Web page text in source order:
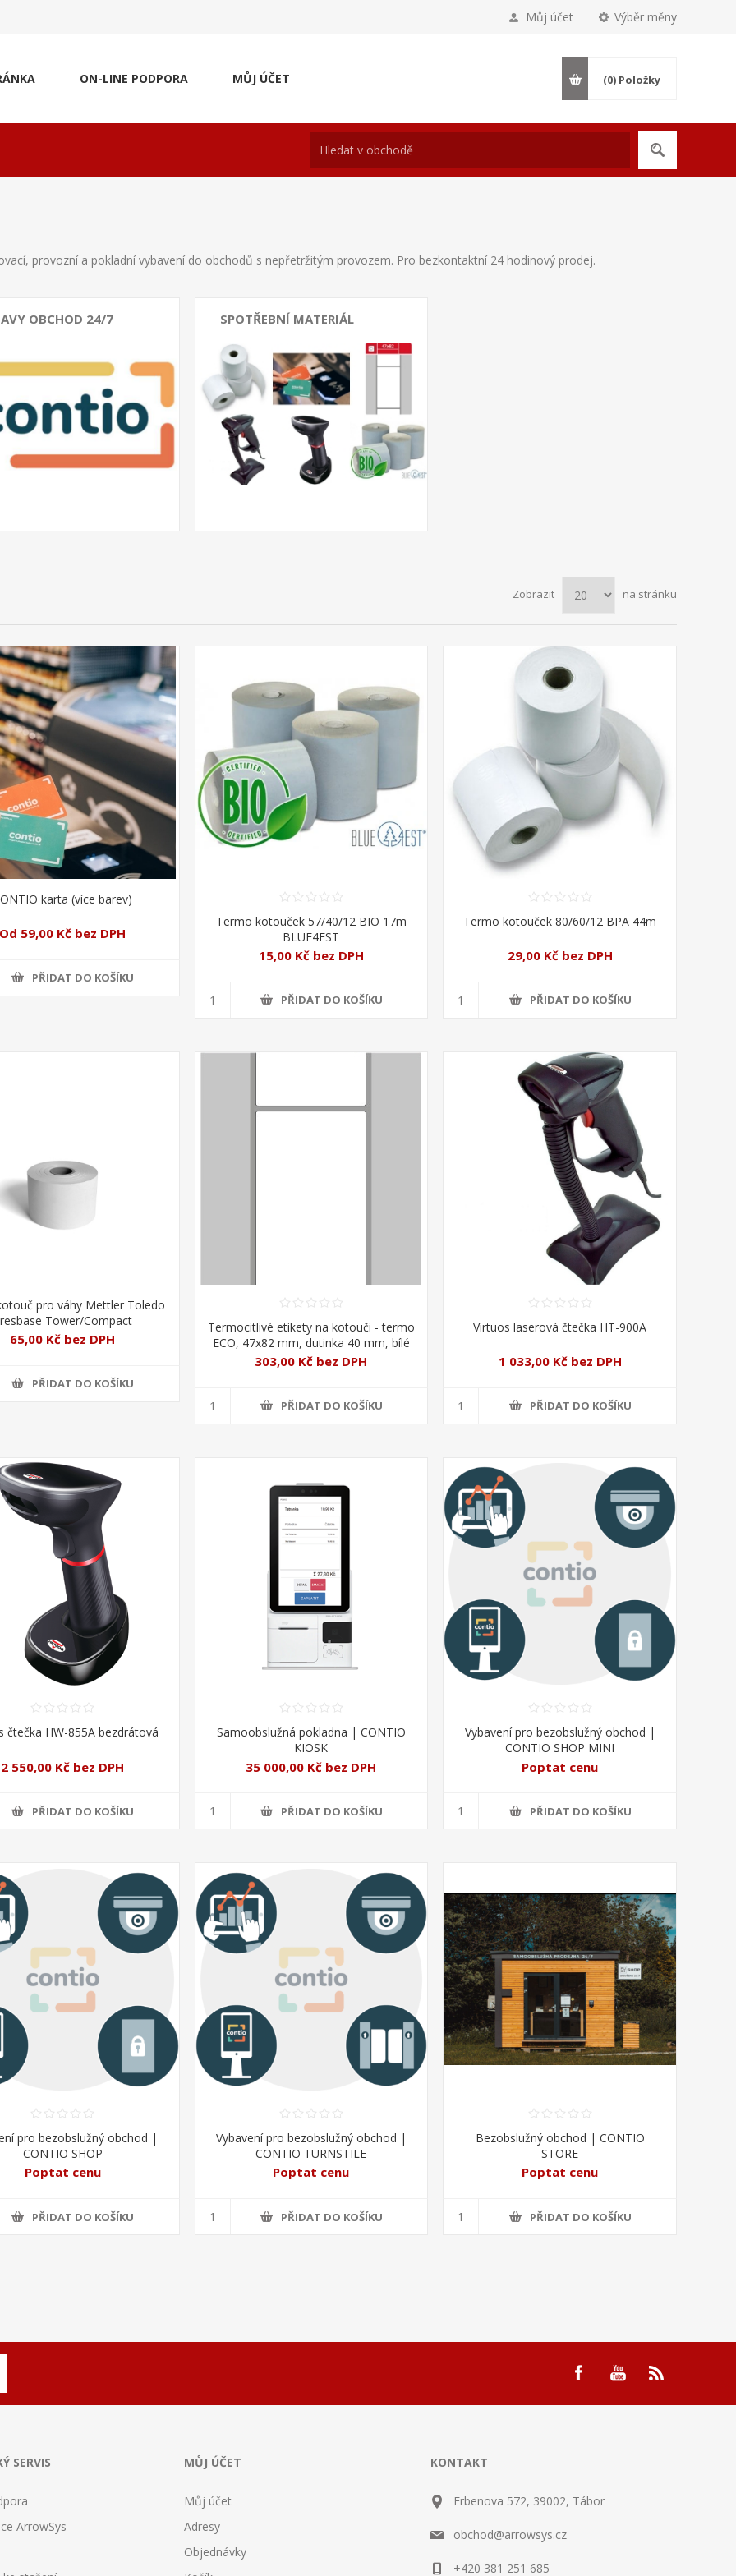
Výběr měny
Můj účet
ON-LINE PODPORA MŮJ ÚČET (0) Položky
provozní a pokladní vybavení do obchodů s nepřetržitým provozem. Pro bezkontaktní 24 hodinový prodej.
OBCHOD 24/7 SPOTŘEBNÍ MATERIÁL
Zobrazit na stránku
karta (více barev)
Od 59,00 Kč bez DPH
PŘIDAT DO KOŠÍKU
Termo kotouček 57/40/12 BIO 17m
BLUE4EST
15,00 Kč bez DPH
PŘIDAT DO KOŠÍKU
Termo kotouček 80/60/12 BPA 44m
29,00 Kč bez DPH
PŘIDAT DO KOŠÍKU
pro váhy Mettler Toledo
Tower/Compact
65,00 Kč bez DPH
PŘIDAT DO KOŠÍKU
Termocitlivé etikety na kotouči - termo
ECO, 47x82 mm, dutinka 40 mm, bílé
303,00 Kč bez DPH
PŘIDAT DO KOŠÍKU
Virtuos laserová čtečka HT-900A
1 033,00 Kč bez DPH
PŘIDAT DO KOŠÍKU
čtečka HW-855A bezdrátová
2 550,00 Kč bez DPH
PŘIDAT DO KOŠÍKU
Samoobslužná pokladna | CONTIO
KIOSK
35 000,00 Kč bez DPH
PŘIDAT DO KOŠÍKU
Vybavení pro bezobslužný obchod |
CONTIO SHOP MINI
Poptat cenu
PŘIDAT DO KOŠÍKU
pro bezobslužný obchod |
CONTIO SHOP
Poptat cenu
PŘIDAT DO KOŠÍKU
Vybavení pro bezobslužný obchod |
CONTIO TURNSTILE
Poptat cenu
PŘIDAT DO KOŠÍKU
Bezobslužný obchod | CONTIO
STORE
Poptat cenu
PŘIDAT DO KOŠÍKU
SERVIS
ArrowSys
MŮJ ÚČET
Můj účet
Adresy
Objednávky
KONTAKT
Erbenova 572, 39002, Tábor
obchod@arrowsys.cz
+420 381 251 685